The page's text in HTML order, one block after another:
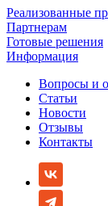
Реализованные
Партнерам
Готовые решения
Информация
Вопросы и
Статьи
Новости
Отзывы
Контакты